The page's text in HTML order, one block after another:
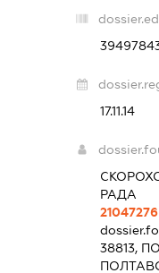
17.11.14
РАДА
21047276
38813,